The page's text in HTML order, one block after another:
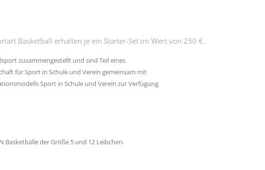
Basketball erhalten je ein Starter-Set im Wert von 250 €.
zusammengestellt und sind Teil eines
für Sport in Schule und Verein gemeinsam mit
Sport in Schule und Verein zur Verfügung
Basketbälle der Größe 5 und 12 Leibchen.